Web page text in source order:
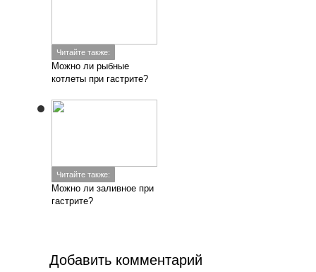
Читайте также:
Можно ли рыбные
котлеты при гастрите?
Читайте также:
Можно ли заливное при
гастрите?
Добавить комментарий